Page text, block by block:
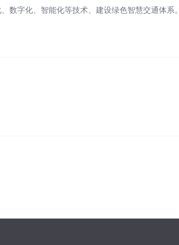
数字化、智能化等技术、建设绿色智慧交通体系。